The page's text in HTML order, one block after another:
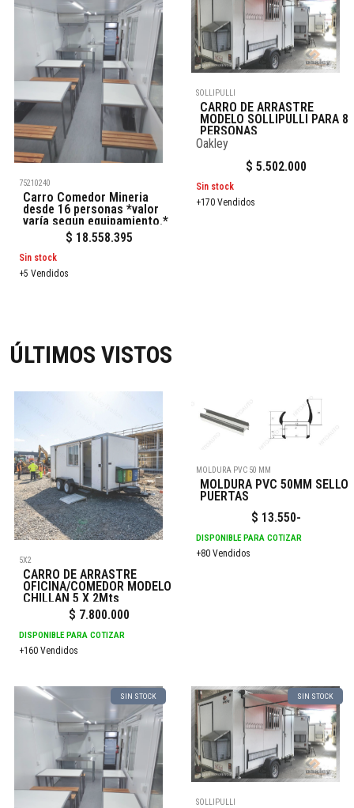
75210240
Carro Comedor Mineria
desde 16 personas *valor
varía segun equipamiento.*
$ 18.558.395
Sin stock
+5 Vendidos
SOLLIPULLI
CARRO DE ARRASTRE
MODELO SOLLIPULLI PARA 8
PERSONAS
Oakley
$5.502.000
Sin stock
+170 Vendidos
ÚLTIMOS VISTOS
5X2
CARRO DE ARRASTRE
OFICINA/COMEDOR MODELO
CHILLAN 5 X 2Mts
$ 7.800.000
DISPONIBLE PARA COTIZAR
+160 Vendidos
MOLDURA PVC 50 MM
MOLDURA PVC 50MM SELLO
PUERTAS
$ 13.550-
DISPONIBLE PARA COTIZAR
+80 Vendidos
SIN STOCK SIN STOCK
SOLLIPULLI